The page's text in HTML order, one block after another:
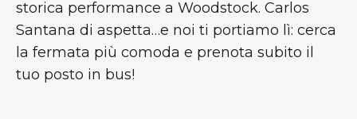
storica performance a Woodstock. Carlos
Santana di aspetta…e noi ti portiamo lì: cerca
la fermata più comoda e prenota subito il
tuo posto in bus!